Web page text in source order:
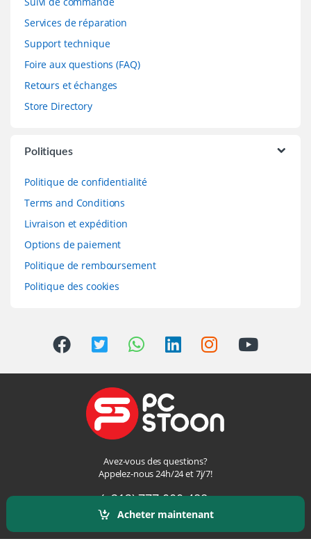
Acheter maintenant
Services de réparation
Support technique
Foire aux questions (FAQ)
Retours et échanges
Store Directory
Politiques
Politique de confidentialité
Terms and Conditions
Livraison et expédition
Options de paiement
Politique de remboursement
Politique des cookies
Avez-vous des questions?
Appelez-nous 24h/24 et 7j/7!
(+212) 777 000-488,
(+212) 777 000-487